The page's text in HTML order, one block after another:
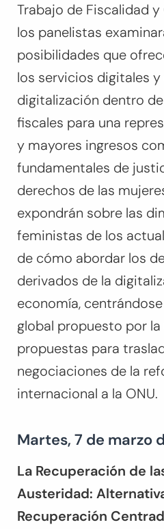
Trabajo de Fiscalidad y
los panelistas
posibilidades que
los servicios digitales y
digitalización dentro
fiscales para una
y mayores ingresos
fundamentales de
derechos de las
expondrán sobre las
feministas de los
de cómo abordar los
derivados de la
economía,
global propuesto por la
propuestas para
negociaciones de la
internacional a la ONU.
Martes, 7 de marzo
La Recuperación de
Austeridad:
Recuperación